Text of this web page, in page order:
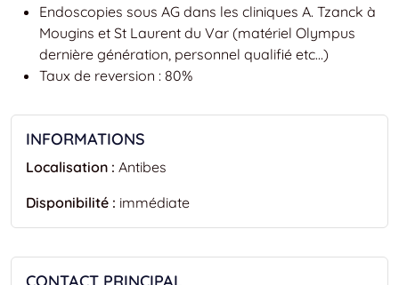
Endoscopies sous AG dans les cliniques A. Tzanck à
Mougins et St Laurent du Var (matériel Olympus
dernière génération, personnel qualifié etc…)
Taux de reversion : 80%
INFORMATIONS
Localisation : Antibes
Disponibilité : immédiate